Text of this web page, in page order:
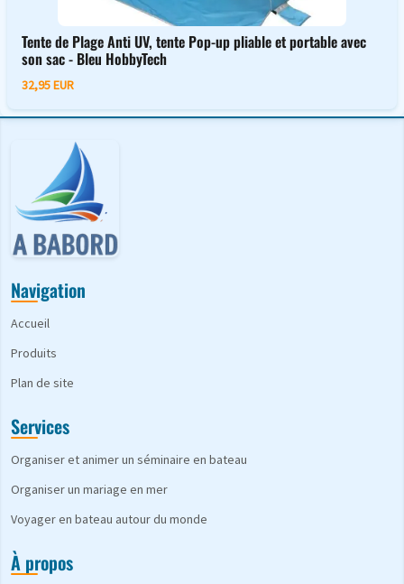
Tente de Plage Anti UV, tente Pop-up pliable et portable avec
son sac - Bleu HobbyTech
32,95 EUR
Navigation
Accueil
Produits
Plan de site
Services
Organiser et animer un séminaire en bateau
Organiser un mariage en mer
Voyager en bateau autour du monde
À propos